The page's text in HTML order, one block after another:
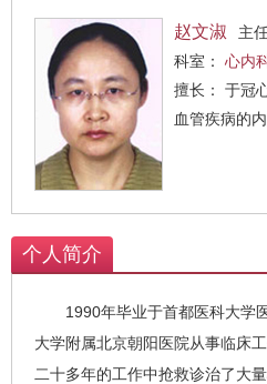
赵文淑
主
科室： 心内
擅长： 于冠心病、高血压病、高血脂等心
血管疾病的
个人简介
1990年毕业于首都医科大学
大学附属北京朝阳医院从事临床
二十多年的工作中抢救诊治了大